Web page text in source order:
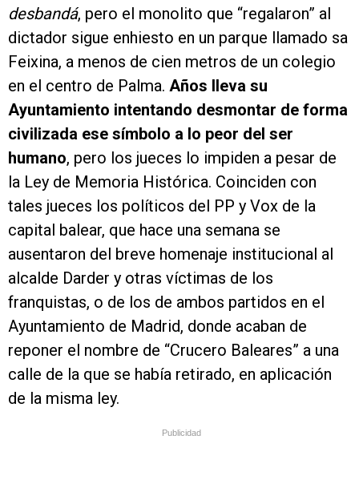
desbandá, pero el monolito que “regalaron” al
dictador sigue enhiesto en un parque llamado sa
Feixina, a menos de cien metros de un colegio
en el centro de Palma. Años lleva su
Ayuntamiento intentando desmontar de forma
civilizada ese símbolo a lo peor del ser
humano, pero los jueces lo impiden a pesar de
la Ley de Memoria Histórica. Coinciden con
tales jueces los políticos del PP y Vox de la
capital balear, que hace una semana se
ausentaron del breve homenaje institucional al
alcalde Darder y otras víctimas de los
franquistas, o de los de ambos partidos en el
Ayuntamiento de Madrid, donde acaban de
reponer el nombre de “Crucero Baleares” a una
calle de la que se había retirado, en aplicación
de la misma ley.
Publicidad